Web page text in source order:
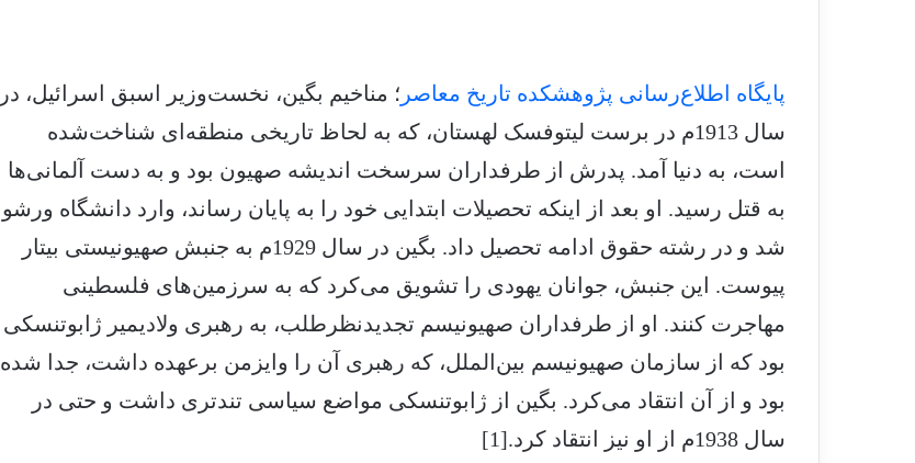
پایگاه اطلاع‌رسانی پژوهشکده تاریخ معاصر ؛ مناخیم بگین، نخست‌وزیر اسبق اسرائیل، در
سال 1913م در برست لیتوفسک لهستان، که به لحاظ تاریخی منطقه‌ای شناخت‌شده
است، به دنیا آمد. پدرش از طرفداران سرسخت اندیشه صهیون بود و به دست آلمانی‌ها
به قتل رسید. او بعد از اینکه تحصیلات ابتدایی خود را به پایان رساند، وارد دانشگاه ورشو
شد و در رشته حقوق ادامه تحصیل داد. بگین در سال 1929م به جنبش صهیونیستی بیتار
پیوست. این جنبش، جوانان یهودی را تشویق می‌کرد که به سرزمین‌های فلسطینی
مهاجرت کنند. او از طرفداران صهیونیسم تجدیدنظرطلب، به رهبری ولادیمیر ژابوتنسکی
بود که از سازمان صهیونیسم بین‌الملل، که رهبری آن را وایزمن برعهده داشت، جدا شده
بود و از آن انتقاد می‌کرد. بگین از ژابوتنسکی مواضع سیاسی تندتری داشت و حتی در
سال 1938م از او نیز انتقاد کرد.[1]